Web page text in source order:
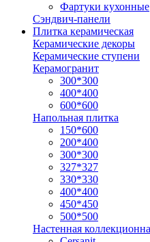
Фартуки кухонные
Сэндвич-панели
Плитка керамическая
Керамические декоры
Керамические ступени
Керамогранит
300*300
400*400
600*600
Напольная плитка
150*600
200*400
300*300
327*327
330*330
400*400
450*450
500*500
Настенная